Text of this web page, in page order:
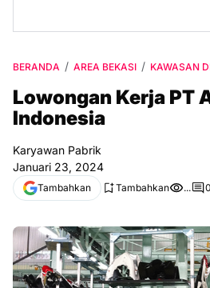
BERANDA AREA BEKASI KAWASAN
Lowongan Kerja PT
Indonesia
Karyawan Pabrik
Januari 23, 2024
Tambahkan Tambahkan ... 0